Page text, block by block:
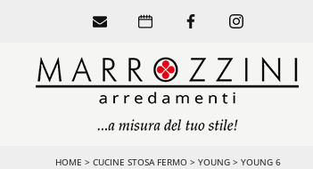
HOME > CUCINE STOSA FERMO> YOUNG > YOUNG 6